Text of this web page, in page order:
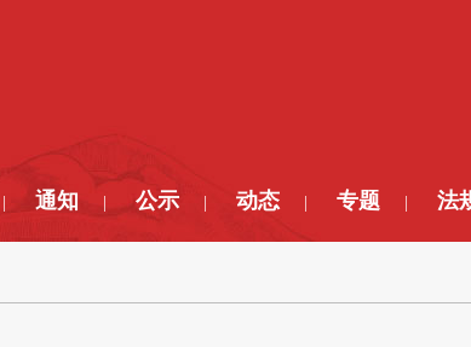
通知 公示 动态 专题 法